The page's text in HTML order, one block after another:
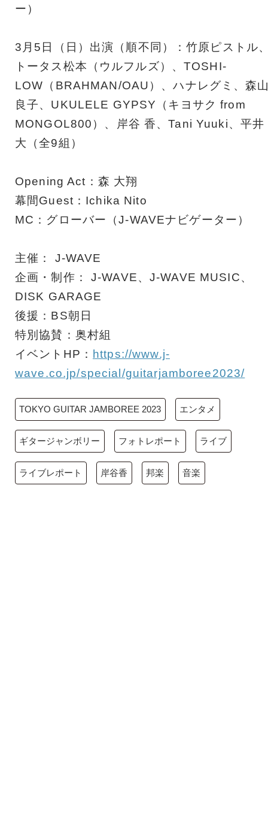
ー）
3月5日（日）出演（順不同）：竹原ピストル
トータス松本（ウルフルズ）、TOSHI-
LOW（BRAHMAN/OAU）、ハナレグミ、森
良子、UKULELE GYPSY（キヨサク from
MONGOL800）、岸谷 香、Tani Yuuki、平井
大（全9組）
Opening Act：森 大翔
幕間Guest：Ichika Nito
MC：グローバー（J-WAVEナビゲーター）
主催： J-WAVE
企画・制作： J-WAVE、J-WAVE MUSIC、
DISK GARAGE
後援：BS朝日
特別協賛：奥村組
イベントHP： https://www.j-
wave.co.jp/special/guitarjamboree2023/
TOKYO GUITAR JAMBOREE 2023 エンタメ
ギタージャンボリー フォトレポート ライブ
ライブレポート 岸谷香 邦楽 音楽